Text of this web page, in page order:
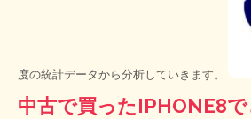
度の統計データから分析していきます。
中古で買ったIPHONE8で